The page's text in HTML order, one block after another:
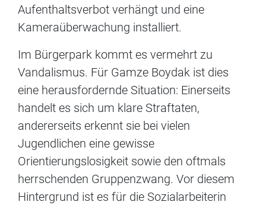
Aufenthaltsverbot verhängt und eine
Kameraüberwachung installiert.
Im Bürgerpark kommt es vermehrt zu
Vandalismus. Für Gamze Boydak ist dies
eine herausfordernde Situation: Einerseits
handelt es sich um klare Straftaten,
andererseits erkennt sie bei vielen
Jugendlichen eine gewisse
Orientierungslosigkeit sowie den oftmals
herrschenden Gruppenzwang. Vor diesem
Hintergrund ist es für die Sozialarbeiterin